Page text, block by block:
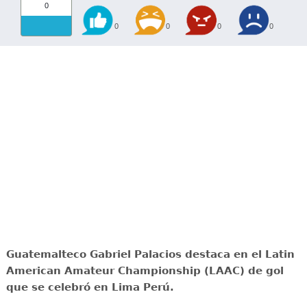
0
0 0 0 0
Guatemalteco Gabriel Palacios destaca en el Latin
American Amateur Championship (LAAC) de gol
que se celebró en Lima Perú.